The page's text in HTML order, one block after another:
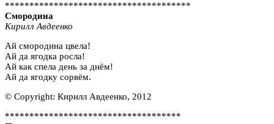
**************************************
Смородина
Кирилл Авдеенко
Ай смородина цвела!
Ай да ягодка росла!
Ай как спела день за днём!
Ай да ягодку сорвём.
© Copyright: Кирилл Авдеенко, 2012
************************************